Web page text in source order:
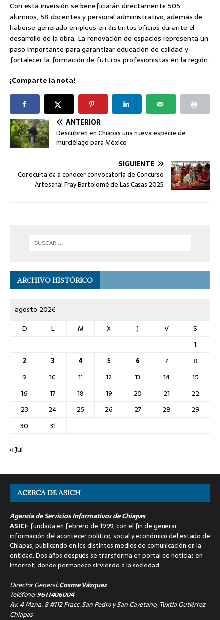
Con esta inversión se beneficiarán directamente 505
alumnos, 58 docentes y personal administrativo, además de
haberse generado empleos en distintos oficios durante el
desarrollo de la obra. La renovación de espacios representa un
paso importante para garantizar educación de calidad y
fortalecer la formación de futuros profesionistas en la región.
¡Comparte la nota!
ANTERIOR
Descubren en Chiapas una nueva especie de
murciélago para México
SIGUIENTE
Coneculta da a conocer convocatoria de Concurso
Artesanal Fray Bartolomé de Las Casas 2025
ARCHIVO HISTÓRICO
agosto 2026
D
L M X J V
S
1
2
3 4 5 6 7
8
9
10 11 12 13 14
15
16
17 18 19 20 21
22
23
24 25 26 27 28
29
30
31
« Jul
ACERCA DE ASICH
Agencia de Servicios Informativos de Chiapas
ASICH fundada en febrero de 1999, con el fin de generar
información del acontecer político, social y económico del estado de
Chiapas, publicando en los distintos medios de comunicación en la
entidad. Dos años después se transforma en portal de noticias en
internet, donde permanece sirviendo a la sociedad.
Director General:Cosme Vázquez
Teléfono:9611406004
Av. 4 Mzna. 8 #112 Fracc. San Pedro y San Cayetano, Tuxtla Gutiérrez
Chiapas